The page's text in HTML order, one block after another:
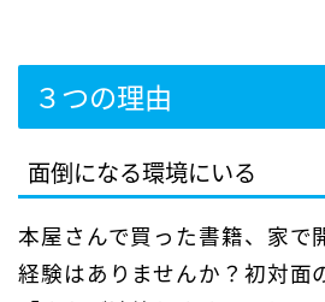
３つの理由
面倒になる環境にいる
本屋さんで買った書籍、家で
経験はありませんか？初対面